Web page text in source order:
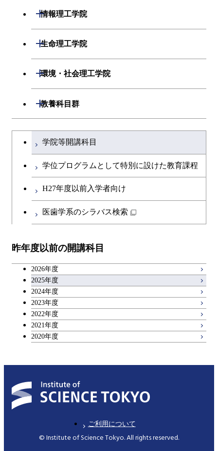
物質・情報卓越コース
人間医療科学技術コース
材料系
開閉
エネルギーコース
原子核工学コース
人間医療科学技術コース
応用化学コース
ース
原子核工学コース
物質・情報卓越コース
専門科目
情報理工学院
開閉
数理・計算科学系
開閉
知能情報コース
情報工学コース
知能情報コース
エネルギー・情報コース
人間医療科学技術コース
物質・情報卓越コース
専門科目
生命理工学院
開閉
生命理工学系
開閉
ライフエンジニアリングコ
ース
地球生命コース
物質・情報卓越コース
環境・社会理工学院
開閉
建築学系
開閉
コース
都市・環境学コース
エンジニアリングデザイン
コース
都市・環境学コース
開閉
地球環境共創コース
エネルギーコース
エネルギー・情報コース
エンジニアリングデザイン
原子核工学コース
物質・情報卓越コース
社会・人間科学系
社会・人間科学コース
イノベーション科学系
イノベーション科学コース
人間医療科学技術コース
技術経営専門職学位課程
開閉
技術経営専門職学位課程
専門科目
教養科目群
開閉
文系教養科目
英語科目
第二外国語科目
キャリア科目
大学院課程を切り替える
学院等開講科目
学位プログラムとして特別に設けた教育課程
H27年度以前入学者向け
医歯学系のシラバス検索
昨年度以前の開講科目
2026年度
2025年度
2024年度
2023年度
2022年度
2021年度
2020年度
ご利用について
© Institute of Science Tokyo. All rights reserved.